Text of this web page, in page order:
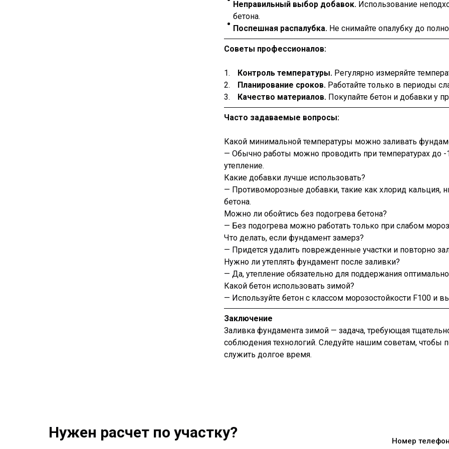
Неправильный выбор добавок. Использование
бетона.
Поспешная распалубка. Не снимайте опалубку до
Советы профессионалов:
Контроль температуры. Регулярно измеряйте
Планирование сроков. Работайте только в периоды
Качество материалов. Покупайте бетон и добавки у
Часто задаваемые вопросы:
Какой минимальной температуры можно заливать
— Обычно работы можно проводить при температурах до -
утепление.
Какие добавки лучше использовать?
— Противоморозные добавки, такие как хлорид кальция,
бетона.
Можно ли обойтись без подогрева бетона?
— Без подогрева можно работать только при слабом
Что делать, если фундамент замерз?
— Придется удалить поврежденные участки и повторно
Нужно ли утеплять фундамент после заливки?
— Да, утепление обязательно для поддержания
Какой бетон использовать зимой?
— Используйте бетон с классом морозостойкости F100
Заключение
Заливка фундамента зимой — задача, требующая
соблюдения технологий. Следуйте нашим советам,
служить долгое время.
Нужен расчет по участку? Номер